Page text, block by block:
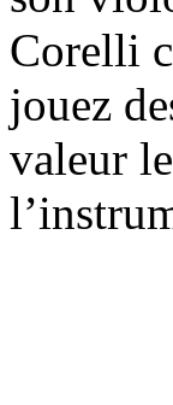
Corelli
jouez
valeur